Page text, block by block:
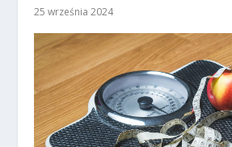
25 września 2024